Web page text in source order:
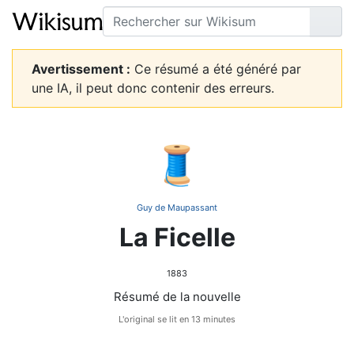
Rechercher
Lire
Avertissement : Ce résumé a été généré par
une IA, il peut donc contenir des erreurs.
🧵
Guy de Maupassant
La Ficelle
1883
Résumé de la nouvelle
L'original se lit en 13 minutes